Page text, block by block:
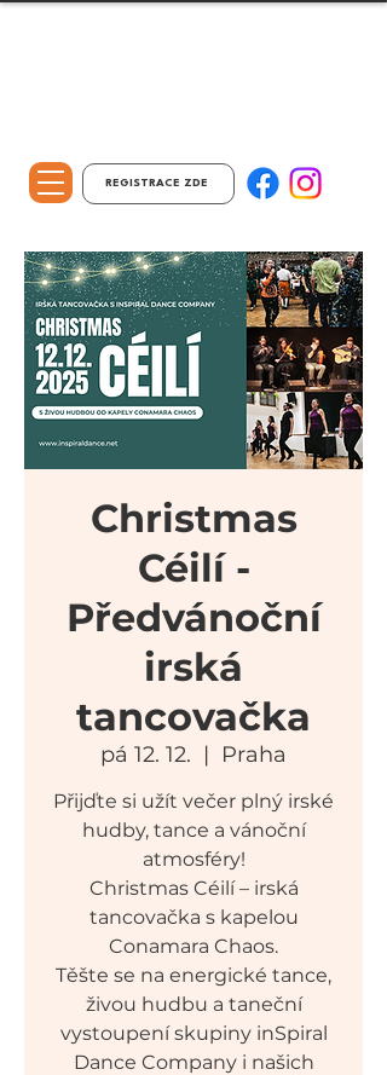
REGISTRACE ZDE
Christmas
Céilí -
Předvánoční
irská
tancovačka
pá 12. 12.
  |
Praha
Přijďte si užít večer plný irské
hudby, tance a vánoční
atmosféry!
Christmas Céilí – irská
tancovačka s kapelou
Conamara Chaos.
Těšte se na energické tance,
živou hudbu a taneční
vystoupení skupiny inSpiral
Dance Company i našich